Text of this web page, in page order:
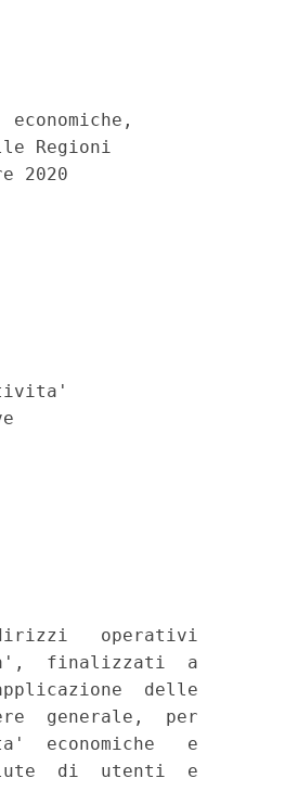
economiche,
Regioni
2020
operativi
finalizzati  a
delle
generale,  per
economiche   e
di  utenti  e